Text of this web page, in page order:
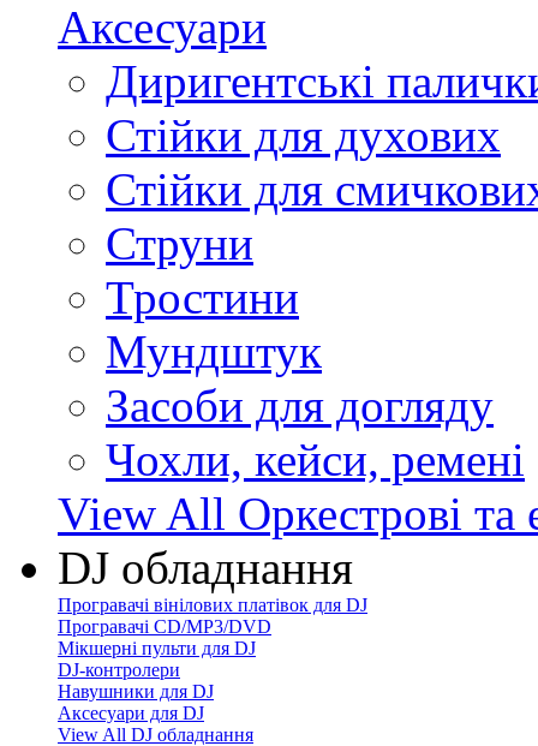
Аксесуари
Диригентські
Стійки для духових
Стійки для
Струни
Тростини
Мундштук
Засоби для догляду
Чохли, кейси, ремені
View All Оркестрові та
DJ обладнання
Програвачі вінілових платівок для DJ
Програвачі CD/MP3/DVD
Мікшерні пульти для DJ
DJ-контролери
Навушники для DJ
Аксесуари для DJ
View All DJ обладнання